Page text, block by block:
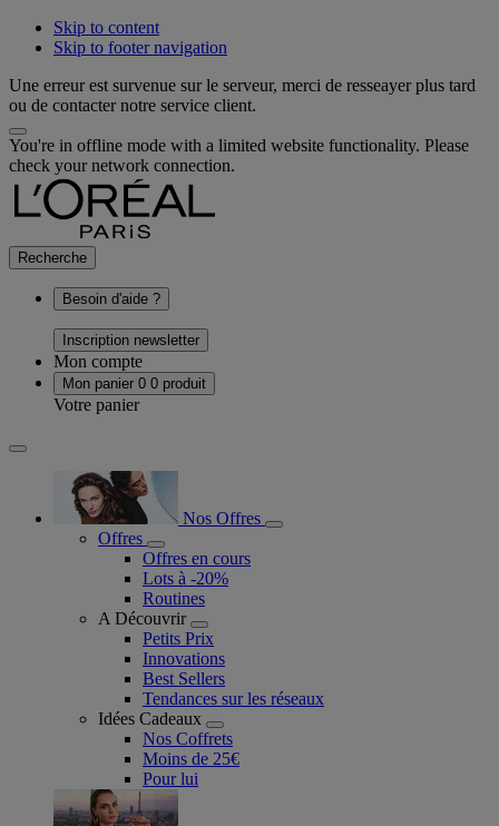
Skip to content
Skip to footer navigation
Une erreur est survenue sur le serveur, merci de resseayer plus tard
ou de contacter notre service client.
You're in offline mode with a limited website functionality. Please
check your network connection.
Recherche
Besoin d'aide ?
Inscription newsletter
Mon compte
Mon panier 0 0 produit
Votre panier
Nos Offres
Offres
Offres en cours
Lots à -20%
Routines
A Découvrir
Petits Prix
Innovations
Best Sellers
Tendances sur les réseaux
Idées Cadeaux
Nos Coffrets
Moins de 25€
Pour lui